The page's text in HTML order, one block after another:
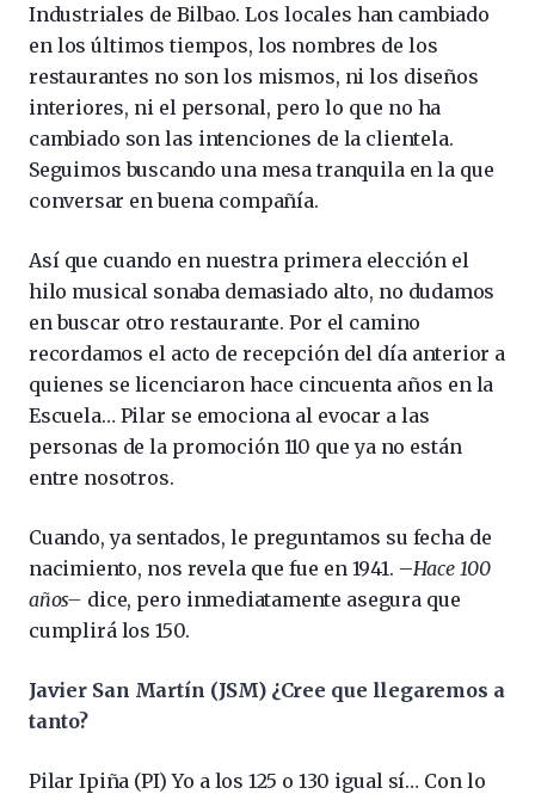
Industriales de Bilbao. Los locales han cambiado
en los últimos tiempos, los nombres de los
restaurantes no son los mismos, ni los diseños
interiores, ni el personal, pero lo que no ha
cambiado son las intenciones de la clientela.
Seguimos buscando una mesa tranquila en la que
conversar en buena compañía.
Así que cuando en nuestra primera elección el
hilo musical sonaba demasiado alto, no dudamos
en buscar otro restaurante. Por el camino
recordamos el acto de recepción del día anterior a
quienes se licenciaron hace cincuenta años en la
Escuela… Pilar se emociona al evocar a las
personas de la promoción 110 que ya no están
entre nosotros.
Cuando, ya sentados, le preguntamos su fecha de
nacimiento, nos revela que fue en 1941. –Hace 100
años– dice, pero inmediatamente asegura que
cumplirá los 150.
Javier San Martín (JSM) ¿Cree que llegaremos a
tanto?
Pilar Ipiña (PI) Yo a los 125 o 130 igual sí… Con lo